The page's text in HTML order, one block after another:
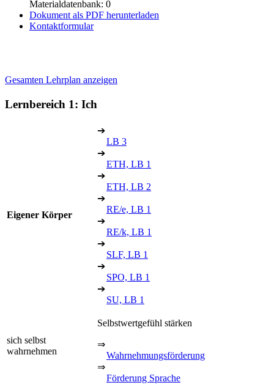
Materialdatenbank: 0
Dokument als PDF herunterladen
Kontaktformular
Gesamten Lehrplan anzeigen
Lernbereich 1: Ich
Eigener Körper
➔
LB 3
➔
ETH, LB 1
➔
ETH, LB 2
➔
RE/e, LB 1
➔
RE/k, LB 1
➔
SLF, LB 1
➔
SPO, LB 1
➔
SU, LB 1
sich selbst
wahrnehmen
Selbstwertgefühl stärken
⇒
Wahrnehmungsförderung
⇒
Förderung Sprache